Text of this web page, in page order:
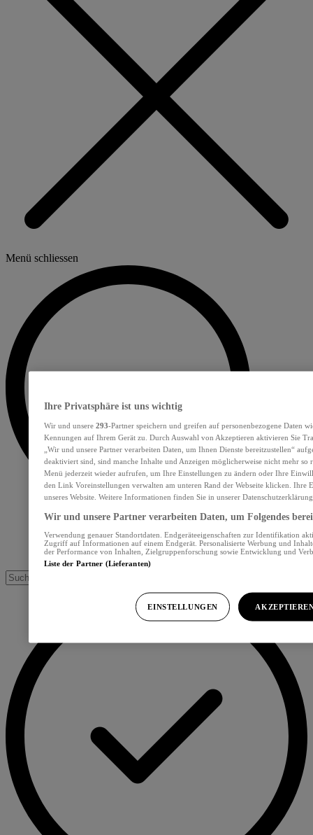
Menü schliessen
Ihre Privatsphäre ist uns wichtig
Wir und unsere 293-Partner speichern und greifen auf personenbezogene Daten
Kennungen auf Ihrem Gerät zu. Durch Auswahl von Akzeptieren aktivieren Sie
„Wir und unsere Partner verarbeiten Daten, um Ihnen Dienste bereitzustellen“
deaktiviert sind, sind manche Inhalte und Anzeigen möglicherweise nicht mehr so
Menü jederzeit wieder aufrufen, um Ihre Einstellungen zu ändern oder Ihre
den Link Voreinstellungen verwalten am unteren Rand der Webseite klicken. Ihre
unseres Website. Weitere Informationen finden Sie in unserer
Wir und unsere Partner verarbeiten Daten, um Folgendes
Verwendung genauer Standortdaten. Endgeräteeigenschaften zur Identifikation
Zugriff auf Informationen auf einem Endgerät. Personalisierte Werbung und
der Performance von Inhalten, Zielgruppenforschung sowie Entwicklung und
Liste der Partner (Lieferanten)
EINSTELLUNGEN